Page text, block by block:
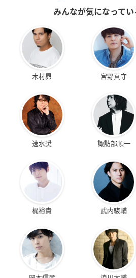
みんなが気になって
木村昴 宮野真守
速水奨 諏訪部順一
梶裕貴 武内駿輔